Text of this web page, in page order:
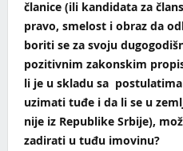
članice (ili kandidata za
pravo, smelost i obraz da
boriti se za svoju
pozitivnim zakonskim
li je u skladu sa
uzimati tuđe i da li se u
nije iz Republike Srbije),
zadirati u tuđu imovinu?